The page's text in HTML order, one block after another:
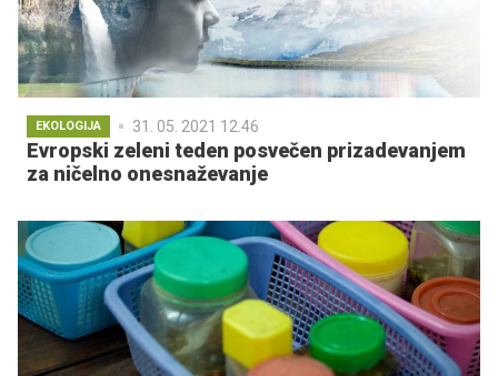
EKOLOGIJA 31. 05. 2021 12.46
Evropski zeleni teden posvečen prizadevanjem
za ničelno onesnaževanje